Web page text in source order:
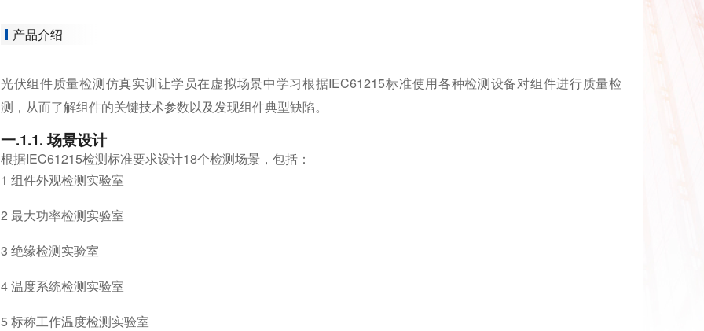
产品介绍
光伏组件质量检测仿真实训让学员在虚拟场景中学习根据IEC61215标准使用各种检测设备对组件进行质量检
测，从而了解组件的关键技术参数以及发现组件典型缺陷。
一.1.1.场景设计
根据IEC61215检测标准要求设计18个检测场景，包括：
1 组件外观检测实验室
2 最大功率检测实验室
3 绝缘检测实验室
4 温度系统检测实验室
5 标称工作温度检测实验室